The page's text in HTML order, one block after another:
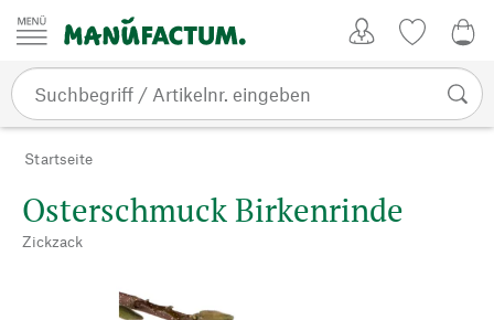
Zum Inhalt springen
Startseite
Osterschmuck Birkenrinde
Zickzack